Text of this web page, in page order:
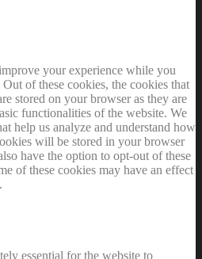
your experience while you
of these cookies, the cookies that
stored on your browser as they are
functionalities of the website. We
help us analyze and understand how
will be stored in your browser
have the option to opt-out of these
of these cookies may have an effect
essential for the website to